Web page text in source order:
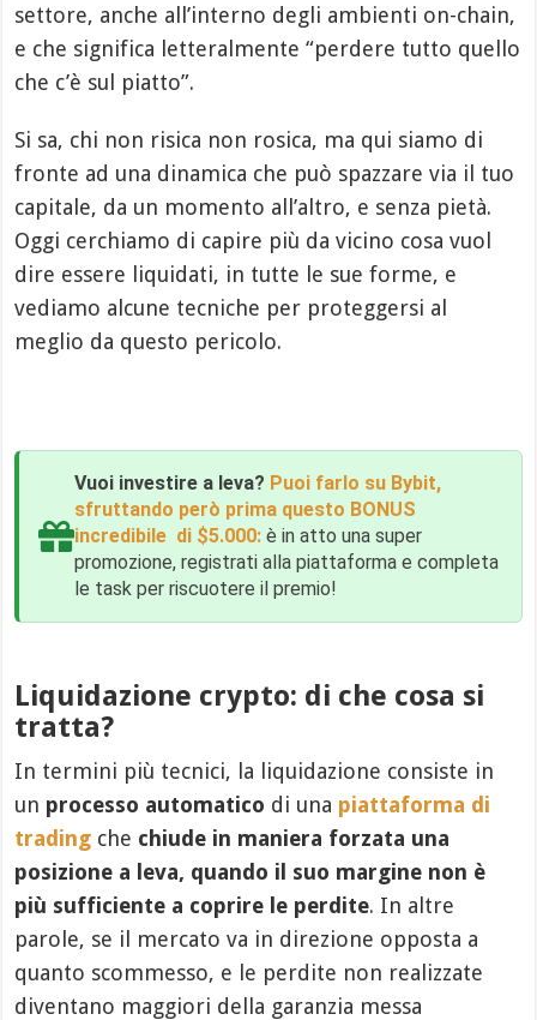
settore, anche all’interno degli ambienti on-chain,
e che significa letteralmente “perdere tutto quello
che c’è sul piatto”.
Si sa, chi non risica non rosica, ma qui siamo di
fronte ad una dinamica che può spazzare via il tuo
capitale, da un momento all’altro, e senza pietà.
Oggi cerchiamo di capire più da vicino cosa vuol
dire essere liquidati, in tutte le sue forme, e
vediamo alcune tecniche per proteggersi al
meglio da questo pericolo.
Vuoi investire a leva? Puoi farlo su Bybit,
sfruttando però prima questo BONUS
incredibile di $5.000: è in atto una super
promozione, registrati alla piattaforma e completa
le task per riscuotere il premio!
Liquidazione crypto: di che cosa si
tratta?
In termini più tecnici, la liquidazione consiste in
un processo automatico di una piattaforma di
trading che chiude in maniera forzata una
posizione a leva, quando il suo margine non è
più sufficiente a coprire le perdite. In altre
parole, se il mercato va in direzione opposta a
quanto scommesso, e le perdite non realizzate
diventano maggiori della garanzia messa